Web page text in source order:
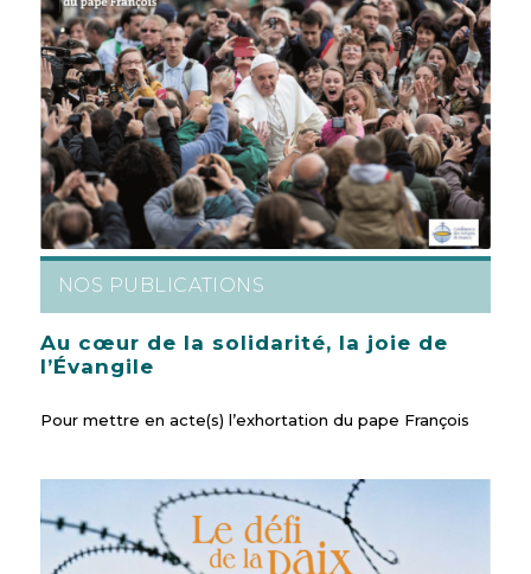
NOS PUBLICATIONS
Au cœur de la solidarité, la joie de
l’Évangile
Pour mettre en acte(s) l’exhortation du pape François